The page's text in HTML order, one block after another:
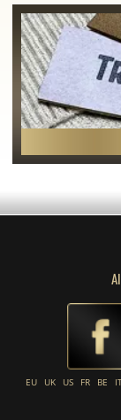
EU UK US FR BE